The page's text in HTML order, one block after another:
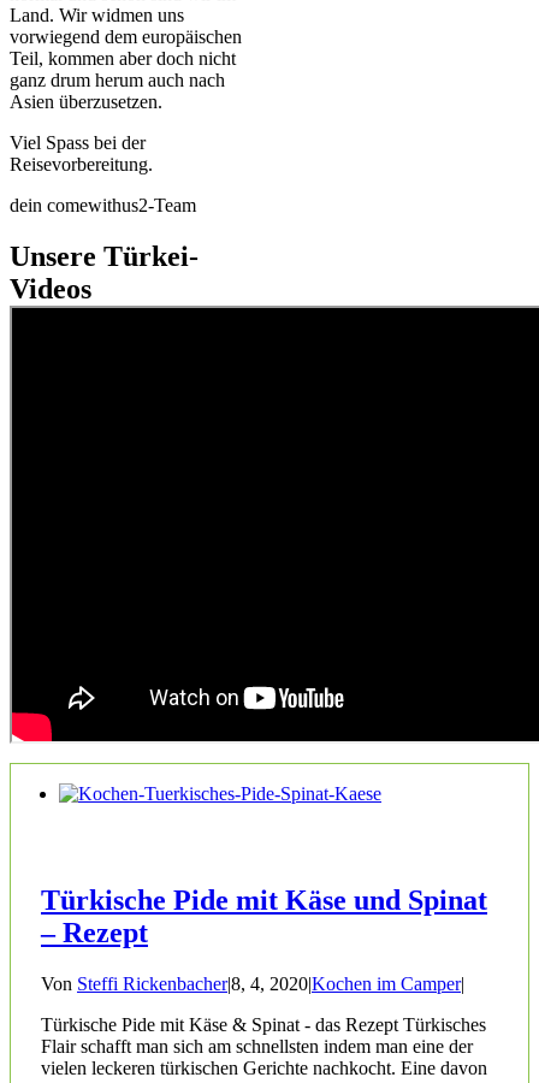
Land. Wir widmen uns
vorwiegend dem europäischen
Teil, kommen aber doch nicht
ganz drum herum auch nach
Asien überzusetzen.
Viel Spass bei der
Reisevorbereitung.
dein comewithus2-Team
Unsere Türkei-
Videos
Türkische Pide mit Käse und Spinat
– Rezept
Von Steffi Rickenbacher|8, 4, 2020|Kochen im Camper|
Türkische Pide mit Käse & Spinat - das Rezept Türkisches
Flair schafft man sich am schnellsten indem man eine der
vielen leckeren türkischen Gerichte nachkocht. Eine davon